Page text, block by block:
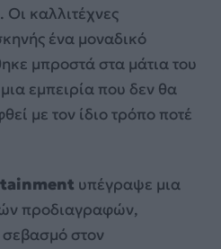
Οι καλλιτέχνες
ένα μοναδικό
μπροστά στα μάτια του
εμπειρία που δεν θα
με τον ίδιο τρόπο ποτέ
υπέγραψε μια
προδιαγραφών,
στον